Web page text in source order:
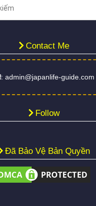
Contact Me
: admin@japanlife-guide.com
Follow
Đã Bảo Vệ Bản Quyền